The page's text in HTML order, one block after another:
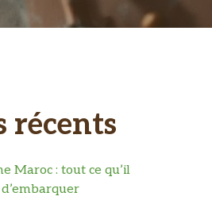
récents
Maroc : tout ce qu’il